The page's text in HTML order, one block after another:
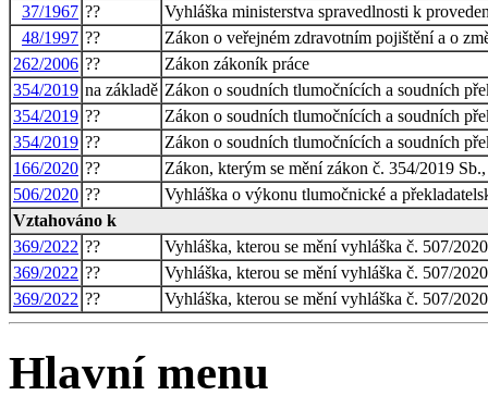
37/1967 ??
Vyhláška ministerstva spravedlnosti k
48/1997 ??
Zákon o veřejném zdravotním pojištění a o
262/2006 ??
Zákon zákoník práce
354/2019 na základě Zákon o soudních tlumočnících a soudních
354/2019 ??
Zákon o soudních tlumočnících a soudních
354/2019 ??
Zákon o soudních tlumočnících a soudních
166/2020 ??
Zákon, kterým se mění zákon č. 354/2019
506/2020 ??
Vyhláška o výkonu tlumočnické a
Vztahováno k
369/2022 ??
Vyhláška, kterou se mění vyhláška č. 507/
369/2022 ??
Vyhláška, kterou se mění vyhláška č. 507/
369/2022 ?? Vyhláška, kterou se mění vyhláška č. 507/
Hlavní menu